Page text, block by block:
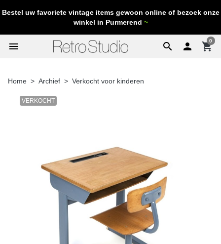
Bestel uw favoriete vintage items gewoon online of bezoek onze
winkel in Purmerend ~
search
menu  shopping_cart
0
Home Archief Verkocht voor kinderen
VERKOCHT